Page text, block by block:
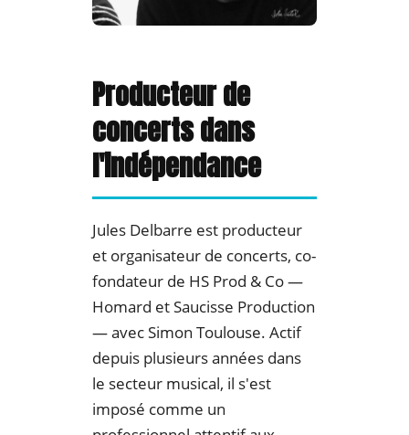
Producteur de
concerts dans
l'indépendance
Jules Delbarre est producteur
et organisateur de concerts, co-
fondateur de HS Prod & Co —
Homard et Saucisse Production
— avec Simon Toulouse. Actif
depuis plusieurs années dans
le secteur musical, il s'est
imposé comme un